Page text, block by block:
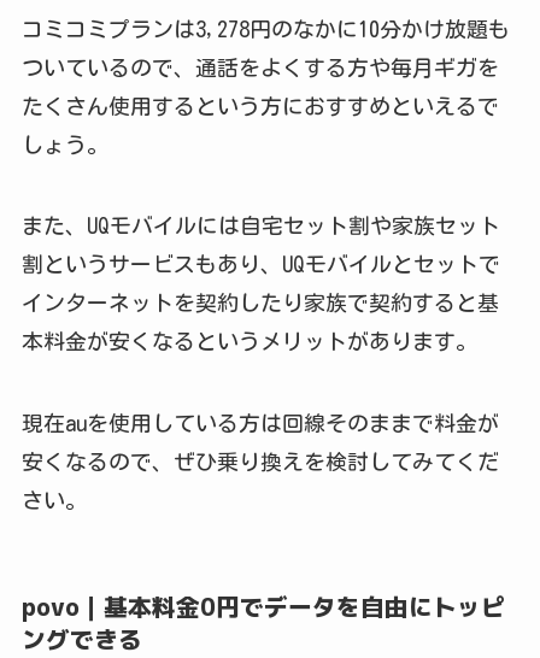
コミコミプランは3,278円のなかに10分かけ放題も
ついているので、通話をよくする方や毎月ギガを
たくさん使用するという方におすすめといえるで
しょう。
また、UQモバイルには自宅セット割や家族セット
割というサービスもあり、UQモバイルとセットで
インターネットを契約したり家族で契約すると基
本料金が安くなるというメリットがあります。
現在auを使用している方は回線そのままで料金が
安くなるので、ぜひ乗り換えを検討してみてくだ
さい。
povo｜基本料金0円でデータを自由にトッピ
ングできる